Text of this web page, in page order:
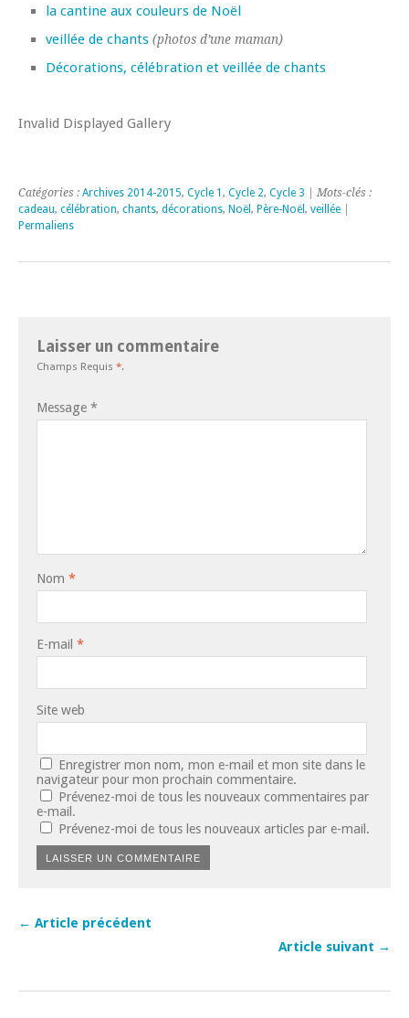
la cantine aux couleurs de Noël
veillée de chants (photos d’une maman)
Décorations, célébration et veillée de chants
Invalid Displayed Gallery
Catégories : Archives 2014-2015, Cycle 1 , Cycle 2, Cycle 3 | Mots-clés :
cadeau, célébration, chants, décorations, Noël , Père-Noël , veillée
Permaliens
Laisser un commentaire
Champs Requis *.
Message *
Nom *
E-mail *
Site web
Enregistrer mon nom, mon e-mail et mon site dans le
navigateur pour mon prochain commentaire.
Prévenez-moi de tous les nouveaux commentaires par
e-mail.
Prévenez-moi de tous les nouveaux articles par e-mail.
← Article précédent
Article suivant →